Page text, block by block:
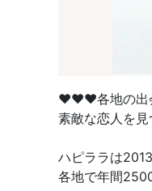
♥♥♥各地の出
素敵な恋人を
ハピララは
各地で年間